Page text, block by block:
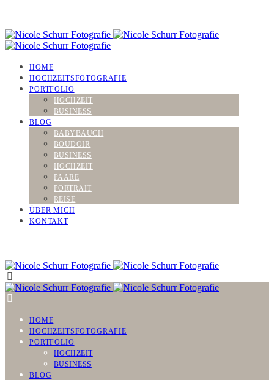
HOME
HOCHZEITSFOTOGRAFIE
PORTFOLIO
HOCHZEIT
BUSINESS
BLOG
BABYBAUCH
BOUDOIR
BUSINESS
HOCHZEIT
PAARE
PORTRAIT
REISE
ÜBER MICH
KONTAKT
HOME
HOCHZEITSFOTOGRAFIE
PORTFOLIO
HOCHZEIT
BUSINESS
BLOG